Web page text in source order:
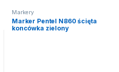
Markery
Marker Pentel N860 ścięta
koncówka zielony